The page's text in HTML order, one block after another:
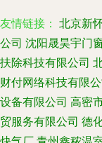
友情链接： 北京新
公司 沈阳晟昊宇门
扶除科技有限公司
财付网络科技有限
设备有限公司 高密
贸服务有限公司 德